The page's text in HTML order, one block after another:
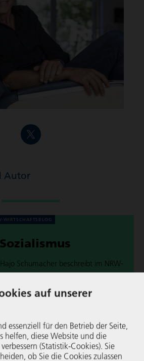
Autor
WIRT­SCHAFTS­BLOG
Schu­ma­cher beschreibt im NRW-
die Markt­wirt­schaft erwürgt wird".
auf unserer
essenziell für den Betrieb der Seite,
helfen, diese Website und die
(Statistik-Cookies). Sie
ob Sie die Cookies zulassen